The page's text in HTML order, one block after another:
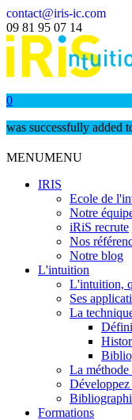
contact@iris-ic.com
09 81 95 07 14
0
was successfully added
MENUMENU
IRIS
Ecole de
Notre
iRiS recrute
Nos
Notre blog
L'intuition
L'intuition,
Ses
La
La méthode
Formations